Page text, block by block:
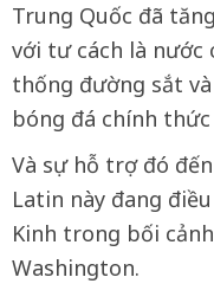
Trung Quốc đã
với tư cách là nước
thống đường sắt
bóng đá chính
Và sự hỗ trợ đó
Latin này đang
Kinh trong bối
Washington.